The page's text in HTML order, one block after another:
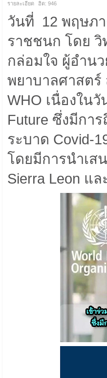
รายละเอียด ฮิต: 946
วันที่ 12 พฤษภ
ราชชนก โดย วิ
กล่อมใจ ผู้อำน
พยาบาลศาสตร์
WHO เนื่องใน
Future ซึ่งมีกา
ระบาด Covid-
โดยมีการนำเส
Sierra Leon แล